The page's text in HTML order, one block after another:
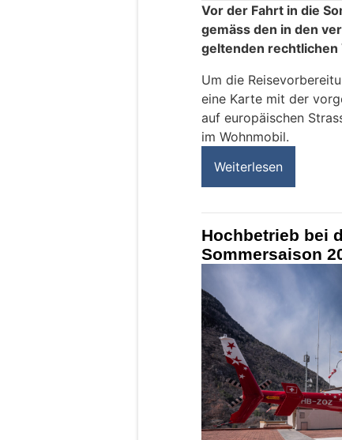
Vor der Fahrt in die
gemäss den in den
geltenden rechtlichen
Um die
eine Karte mit der
auf europäischen
im Wohnmobil.
Weiterlesen
Hochbetrieb bei
Sommersaison